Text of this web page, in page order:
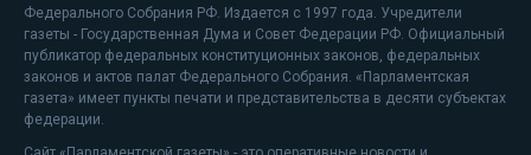
Федерального Собрания РФ. Издается с 1997 года. Учредители
газеты - Государственная Дума и Совет Федерации РФ. Официальный
публикатор федеральных конституционных законов, федеральных
законов и актов палат Федерального Собрания. «Парламентская
газета» имеет пункты печати и представительства в десяти субъектах
федерации.